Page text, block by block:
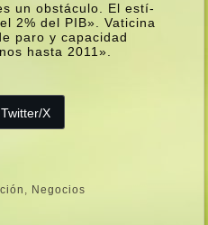
un obstáculo. El estí­
2% del PIB». Vaticina
paro y capacidad
hasta 2011».
Twitter/X
Negocios